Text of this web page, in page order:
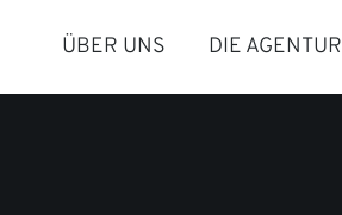
ÜBER UNS DIE AGENTUR